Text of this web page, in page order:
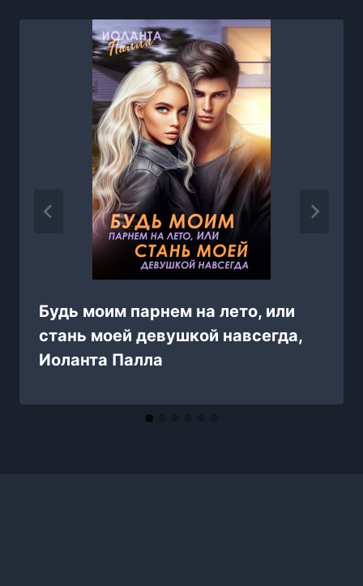
Будь моим парнем на лето, или
стань моей девушкой навсегда,
Иоланта Палла